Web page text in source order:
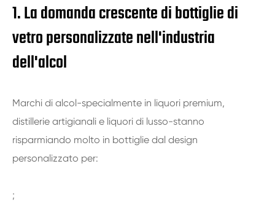
1. La domanda crescente di bottiglie di
vetro personalizzate nell'industria
dell'alcol
Marchi di alcol-specialmente in liquori premium,
distillerie artigianali e liquori di lusso-stanno
risparmiando molto in bottiglie dal design
personalizzato per:
;